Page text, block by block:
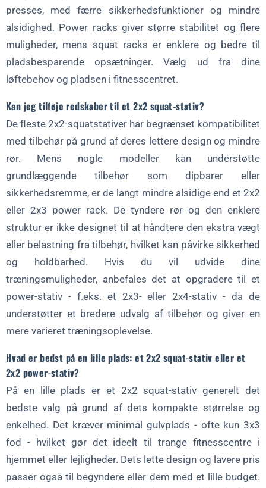
presses, med færre sikkerhedsfunktioner og mindre
alsidighed. Power racks giver større stabilitet og flere
muligheder, mens squat racks er enklere og bedre til
pladsbesparende opsætninger. Vælg ud fra dine
løftebehov og pladsen i fitnesscentret.
Kan jeg tilføje redskaber til et 2x2 squat-stativ?
De fleste 2x2-squatstativer har begrænset kompatibilitet
med tilbehør på grund af deres lettere design og mindre
rør. Mens nogle modeller kan understøtte
grundlæggende tilbehør som dipbarer eller
sikkerhedsremme, er de langt mindre alsidige end et 2x2
eller 2x3 power rack. De tyndere rør og den enklere
struktur er ikke designet til at håndtere den ekstra vægt
eller belastning fra tilbehør, hvilket kan påvirke sikkerhed
og holdbarhed. Hvis du vil udvide dine
træningsmuligheder, anbefales det at opgradere til et
power-stativ - f.eks. et 2x3- eller 2x4-stativ - da de
understøtter et bredere udvalg af tilbehør og giver en
mere varieret træningsoplevelse.
Hvad er bedst på en lille plads: et 2x2 squat-stativ eller et
2x2 power-stativ?
På en lille plads er et 2x2 squat-stativ generelt det
bedste valg på grund af dets kompakte størrelse og
enkelhed. Det kræver minimal gulvplads - ofte kun 3x3
fod - hvilket gør det ideelt til trange fitnesscentre i
hjemmet eller lejligheder. Dets lette design og lavere pris
passer også til begyndere eller dem med et lille budget.